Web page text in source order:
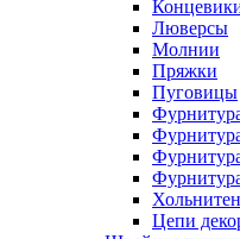
Люверсы
Молнии
Пряжки
Пуговицы
Цепи